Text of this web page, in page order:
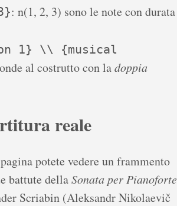
: n(1, 2, 3) sono le note con durata
1} \\ {musical
al costrutto con ladoppia
reale
potete vedere un frammento
battute dellaSonata per Pianoforte
Scriabin (Aleksandr Nikolaevič